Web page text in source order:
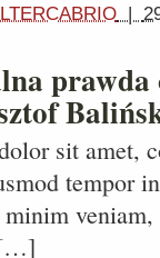
|
sit amet,
tempor
[…]